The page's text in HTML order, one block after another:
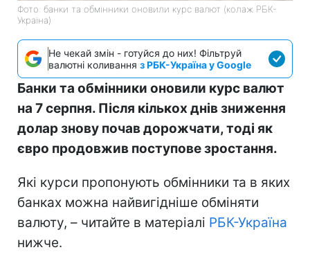
Фото: банки та обмінники оновили курс валют (колаж РБК-
Україна)
Не чекай змін - готуйся до них! Фільтруй
валютні коливання з РБК-Україна у Google
Банки та обмінники оновили курс валют
на 7 серпня. Після кількох днів зниження
долар знову почав дорожчати, тоді як
євро продовжив поступове зростання.
Які курси пропонують обмінники та в яких
банках можна найвигідніше обміняти
валюту, – читайте в матеріалі РБК-Україна
нижче.